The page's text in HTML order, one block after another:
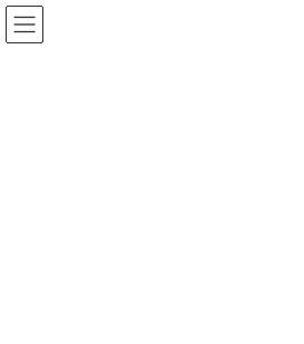
コ
ン
ナ
ビ